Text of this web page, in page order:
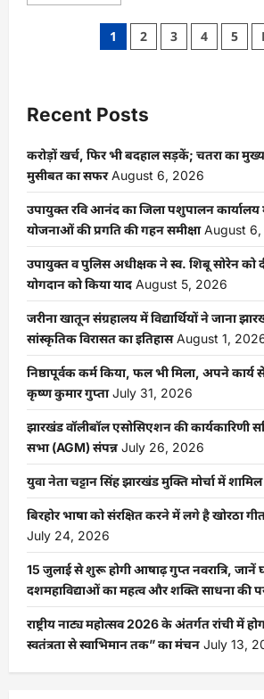
विनोबा
भावे
विश्वविद्यालय
गणतंत्र
दिवस
Posts
1 2 3 4 5
Recent Posts
करोड़ों खर्च, फिर भी बदहाल सड़कें; चतरा का मुख्य
मुसीबत का सफर August 6, 2026
उपायुक्त रवि आनंद का जिला पशुपालन
योजनाओं की प्रगति की गहन समीक्षा August
उपायुक्त व पुलिस अधीक्षक ने स्व. शिबू सोरेन को
योगदान को किया याद August 5, 2026
जरीना खातून संग्रहालय में विद्यार्थियों ने जाना
सांस्कृतिक विरासत का इतिहास August 1,
निष्ठापूर्वक कर्म किया, फल भी मिला, अपने कार्य
कृष्ण कुमार गुप्ता July 31, 2026
झारखंड वॉलीबॉल एसोसिएशन की कार्यकारिणी
सभा (AGM) संपन्न July 26, 2026
युवा नेता चट्टान सिंह झारखंड मुक्ति मोर्चा में शामिल
बिरहोर भाषा को संरक्षित करने में लगे है खोरठा
July 24, 2026
15 जुलाई से शुरू होगी आषाढ़ गुप्त नवरात्रि, जानें
दशमहाविद्याओं का महत्व और शक्ति साधना की
राष्ट्रीय नाट्य महोत्सव 2026 के अंतर्गत रांची में
स्वतंत्रता से स्वाभिमान तक” का मंचन July 13,